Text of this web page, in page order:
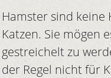
Hamster sind keine
Katzen. Sie mögen
gestreichelt zu
der Regel nicht für